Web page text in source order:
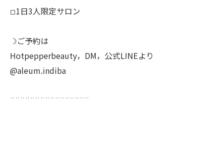
◽︎1日3人限定サロン
☽ご予約は
Hotpepperbeauty，DM，公式LINEより
@aleum.indiba
¨¨¨¨¨¨¨¨¨¨¨¨¨¨¨¨